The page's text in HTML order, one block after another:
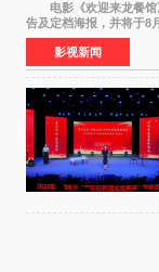
电影《欢迎来龙餐馆
告及定档海报，并将于8
食大片，影片讲述的是中
影视新闻